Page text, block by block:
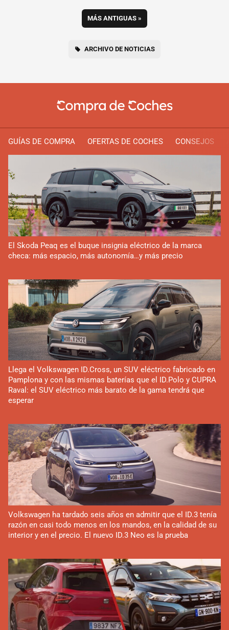
MÁS ANTIGUAS »
ARCHIVO DE NOTICIAS
GUÍAS DE COMPRA OFERTAS DE COCHES CONSEJOS
El Skoda Peaq es el buque insignia eléctrico de la marca
checa: más espacio, más autonomía…y más precio
Llega el Volkswagen ID.Cross, un SUV eléctrico fabricado en
Pamplona y con las mismas baterías que el ID.Polo y CUPRA
Raval: el SUV eléctrico más barato de la gama tendrá que
esperar
Volkswagen ha tardado seis años en admitir que el ID.3 tenía
razón en casi todo menos en los mandos, en la calidad de su
interior y en el precio. El nuevo ID.3 Neo es la prueba